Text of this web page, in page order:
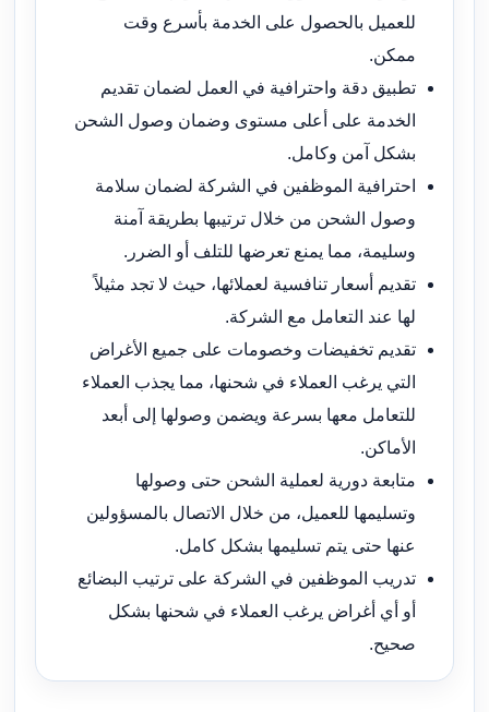
للعميل بالحصول على الخدمة بأسرع وقت
ممكن.
تطبيق دقة واحترافية في العمل لضمان تقديم
الخدمة على أعلى مستوى وضمان وصول الشحن
بشكل آمن وكامل.
احترافية الموظفين في الشركة لضمان سلامة
وصول الشحن من خلال ترتيبها بطريقة آمنة
وسليمة، مما يمنع تعرضها للتلف أو الضرر.
تقديم أسعار تنافسية لعملائها، حيث لا تجد مثيلاً
لها عند التعامل مع الشركة.
تقديم تخفيضات وخصومات على جميع الأغراض
التي يرغب العملاء في شحنها، مما يجذب العملاء
للتعامل معها بسرعة ويضمن وصولها إلى أبعد
الأماكن.
متابعة دورية لعملية الشحن حتى وصولها
وتسليمها للعميل، من خلال الاتصال بالمسؤولين
عنها حتى يتم تسليمها بشكل كامل.
تدريب الموظفين في الشركة على ترتيب البضائع
أو أي أغراض يرغب العملاء في شحنها بشكل
صحيح.